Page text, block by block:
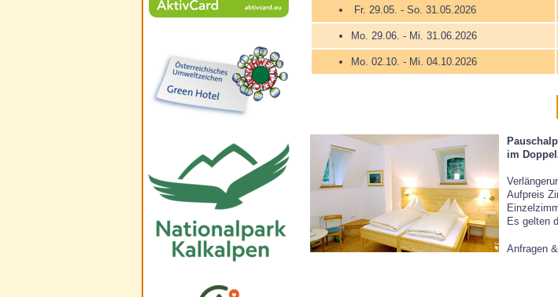
Fr. 29.05. - So. 31.05.2026
Mo. 29.06. - Mi. 31.06.2026
Mo. 02.10. - Mi. 04.10.2026
im
Aufpreis
Es gelten
Anfragen